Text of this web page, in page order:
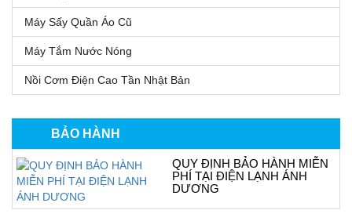
Máy Sấy Quần Áo Cũ
Máy Tắm Nước Nóng
Nồi Cơm Điện Cao Tần Nhật Bản
BẢO HÀNH
QUY ĐỊNH BẢO HÀNH MIỄN
PHÍ TẠI ĐIỆN LẠNH ÁNH
DƯƠNG